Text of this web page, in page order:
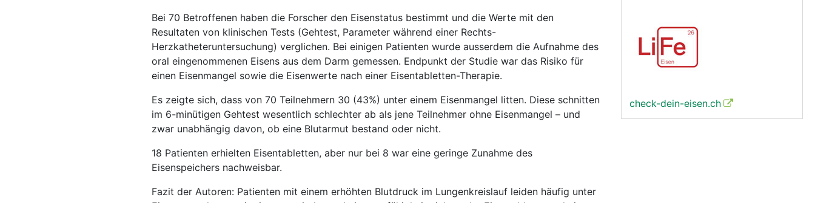
Bei 70 Betroffenen haben die Forscher den Eisenstatus bestimmt und die Werte mit den
Resultaten von klinischen Tests (Gehtest, Parameter während einer Rechts-
Herzkatheteruntersuchung) verglichen. Bei einigen Patienten wurde ausserdem die Aufnahme des
oral eingenommenen Eisens aus dem Darm gemessen. Endpunkt der Studie war das Risiko für
einen Eisenmangel sowie die Eisenwerte nach einer Eisentabletten-Therapie.
Es zeigte sich, dass von 70 Teilnehmern 30 (43%) unter einem Eisenmangel litten. Diese schnitten
im 6-minütigen Gehtest wesentlich schlechter ab als jene Teilnehmer ohne Eisenmangel – und
zwar unabhängig davon, ob eine Blutarmut bestand oder nicht.
18 Patienten erhielten Eisentabletten, aber nur bei 8 war eine geringe Zunahme des
Eisenspeichers nachweisbar.
Fazit der Autoren: Patienten mit einem erhöhten Blutdruck im Lungenkreislauf leiden häufig unter
check-dein-eisen.ch